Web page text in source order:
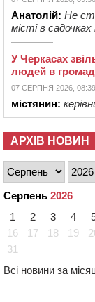
Анатолій: Не
місті в садочках
У Черкасах
людей в
07 СЕРПНЯ 2026, 08:39
містянин:
АРХІВ НОВИН
Серпень 2026
1
2 3 4
16
17 18 19
31
Всі новини за